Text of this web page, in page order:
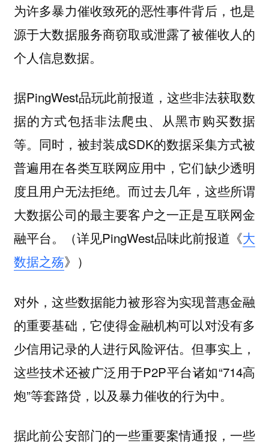
为许多暴力催收致死的恶性事件背后，也是
源于大数据服务商窃取或泄露了被催收人的
个人信息数据。
据PingWest品玩此前报道，这些非法获取数
据的方式包括非法爬虫、从黑市购买数据
等。同时，被封装成SDK的数据采集方式被
普遍用在各类互联网应用中，它们缺少透明
度且用户无法拒绝。而过去几年，这些所谓
大数据公司的最主要客户之一正是互联网金
融平台。（详见PingWest品味此前报道《大
数据之殇》）
对外，这些数据能力被形容为实现普惠金融
的重要基础，它使得金融机构可以对没有多
少信用记录的人进行风险评估。但事实上，
这些技术还被广泛用于P2P平台诸如“714高
炮”等套路贷，以及暴力催收的行为中。
据此前公安部门的一些重要案情通报，一些